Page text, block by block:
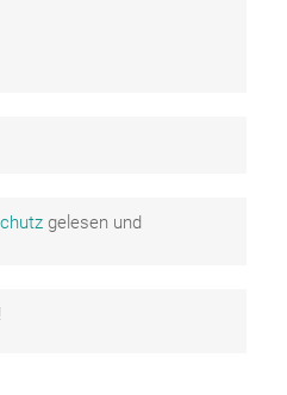
gelesen und